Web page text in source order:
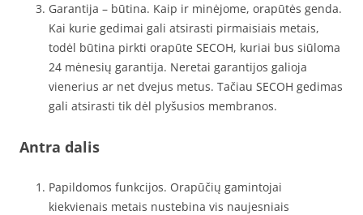
Garantija – būtina. Kaip ir minėjome, orapūtės genda.
Kai kurie gedimai gali atsirasti pirmaisiais metais,
todėl būtina pirkti orapūte SECOH, kuriai bus siūloma
24 mėnesių garantija. Neretai garantijos galioja
vienerius ar net dvejus metus. Tačiau SECOH gedimas
gali atsirasti tik dėl plyšusios membranos.
Antra dalis
Papildomos funkcijos. Orapūčių gamintojai
kiekvienais metais nustebina vis naujesniais